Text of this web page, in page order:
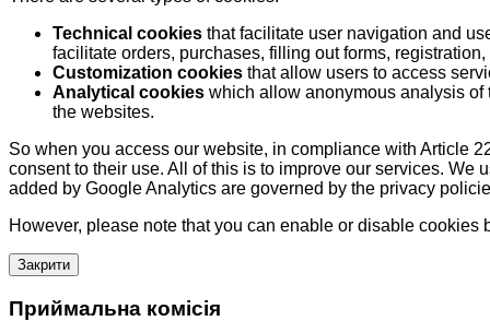
Technical cookies that facilitate user navigation and
facilitate orders, purchases, filling out forms,
Customization cookies that allow users to access
Analytical cookies which allow anonymous analysis
the websites.
So when you access our website, in compliance with Article
consent to their use. All of this is to improve our services.
added by Google Analytics are governed by the privacy
However, please note that you can enable or disable cookies
Закрити
Приймальна комісія